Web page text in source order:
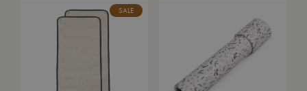
SALE